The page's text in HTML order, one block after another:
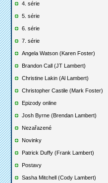
4. série
5. série
6. série
7. série
Angela Watson (Karen Foster)
Brandon Call (JT Lambert)
Christine Lakin (Al Lambert)
Christopher Castile (Mark Foster)
Epizody online
Josh Byrne (Brendan Lambert)
Nezařazené
Novinky
Patrick Duffy (Frank Lambert)
Postavy
Sasha Mitchell (Cody Lambert)